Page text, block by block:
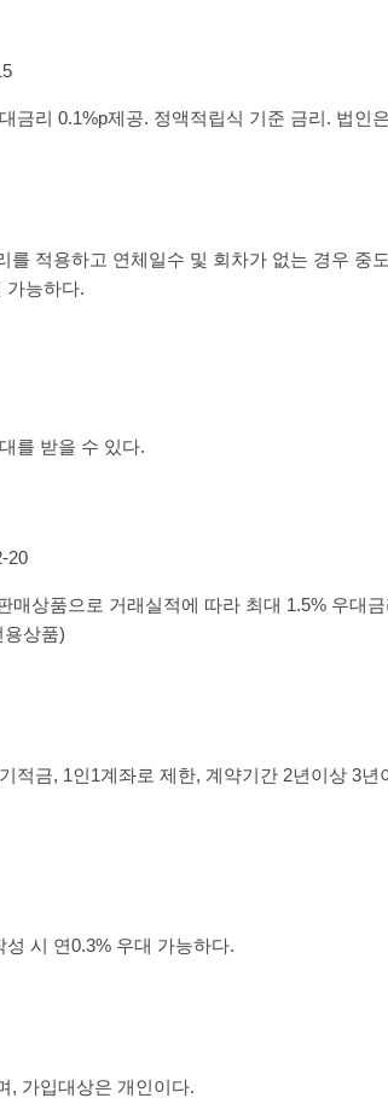
금리 0.1%p제공. 정액적립식 기준 금리. 법인
를 적용하고 연체일수 및 회차가 없는 경우 중
가능하다.
를 받을 수 있다.
20
매상품으로 거래실적에 따라 최대 1.5% 우대
용상품)
적금, 1인1계좌로 제한, 계약기간 2년이상 3년
성 시 연0.3% 우대 가능하다.
, 가입대상은 개인이다.